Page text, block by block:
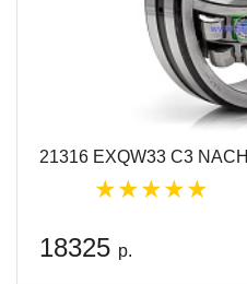
21316 EXQW33 C3 NACHI
18325 р.